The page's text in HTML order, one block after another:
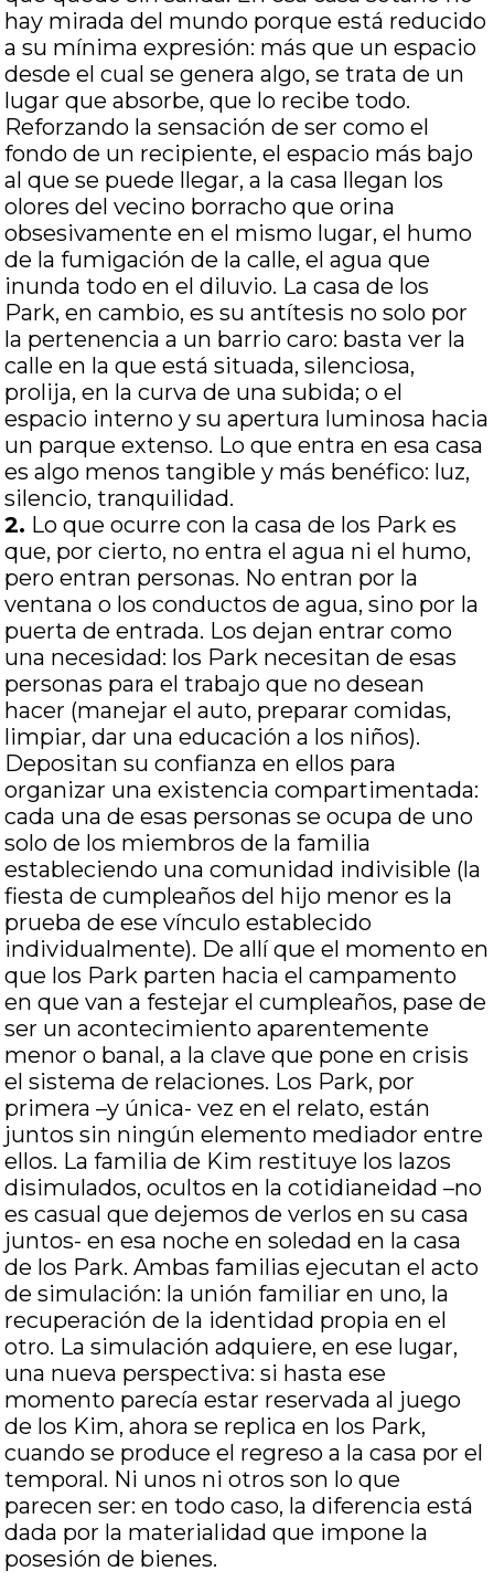
hay mirada del mundo porque está reducido
a su mínima expresión: más que un espacio
desde el cual se genera algo, se trata de un
lugar que absorbe, que lo recibe todo.
Reforzando la sensación de ser como el
fondo de un recipiente, el espacio más bajo
al que se puede llegar, a la casa llegan los
olores del vecino borracho que orina
obsesivamente en el mismo lugar, el humo
de la fumigación de la calle, el agua que
inunda todo en el diluvio. La casa de los
Park, en cambio, es su antítesis no solo por
la pertenencia a un barrio caro: basta ver la
calle en la que está situada, silenciosa,
prolija, en la curva de una subida; o el
espacio interno y su apertura luminosa hacia
un parque extenso. Lo que entra en esa casa
es algo menos tangible y más benéfico: luz,
silencio, tranquilidad.
2. Lo que ocurre con la casa de los Park es
que, por cierto, no entra el agua ni el humo,
pero entran personas. No entran por la
ventana o los conductos de agua, sino por la
puerta de entrada. Los dejan entrar como
una necesidad: los Park necesitan de esas
personas para el trabajo que no desean
hacer (manejar el auto, preparar comidas,
limpiar, dar una educación a los niños).
Depositan su confianza en ellos para
organizar una existencia compartimentada:
cada una de esas personas se ocupa de uno
solo de los miembros de la familia
estableciendo una comunidad indivisible (la
fiesta de cumpleaños del hijo menor es la
prueba de ese vínculo establecido
individualmente). De allí que el momento en
que los Park parten hacia el campamento
en que van a festejar el cumpleaños, pase de
ser un acontecimiento aparentemente
menor o banal, a la clave que pone en crisis
el sistema de relaciones. Los Park, por
primera –y única- vez en el relato, están
juntos sin ningún elemento mediador entre
ellos. La familia de Kim restituye los lazos
disimulados, ocultos en la cotidianeidad –no
es casual que dejemos de verlos en su casa
juntos- en esa noche en soledad en la casa
de los Park. Ambas familias ejecutan el acto
de simulación: la unión familiar en uno, la
recuperación de la identidad propia en el
otro. La simulación adquiere, en ese lugar,
una nueva perspectiva: si hasta ese
momento parecía estar reservada al juego
de los Kim, ahora se replica en los Park,
cuando se produce el regreso a la casa por el
temporal. Ni unos ni otros son lo que
parecen ser: en todo caso, la diferencia está
dada por la materialidad que impone la
posesión de bienes.